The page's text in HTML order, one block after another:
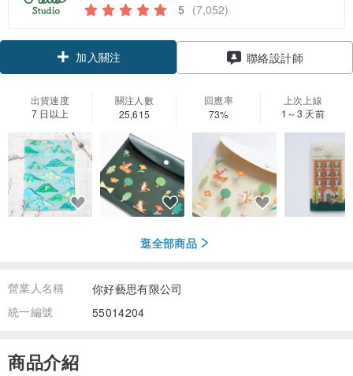
5 (7,052)
加入關注 聯絡設計師
出貨速度
7 日以上
關注人數
25,615
回應率
73%
上次上線
1～3 天前
逛全部商品
營業人名稱
你好藝思有限公司
統一編號
55014204
商品介紹